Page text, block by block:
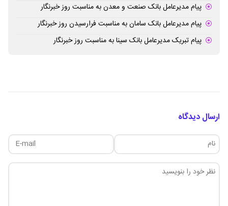
پیام مدیرعامل بانک صنعت و معدن به مناسبت روز خبرنگار
پیام مدیرعامل بانک سامان به مناسبت فرارسیدن روز خبرنگار
پیام تبریک مدیرعامل بانک سینا به مناسبت روز خبرنگار
ارسال دیدگاه